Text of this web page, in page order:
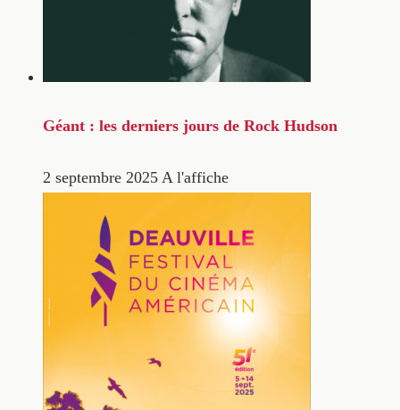
Géant : les derniers jours de Rock Hudson
2 septembre 2025 A l'affiche